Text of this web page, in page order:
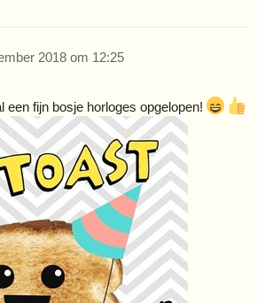
2018 om 12:25
een fijn bosje horloges opgelopen!